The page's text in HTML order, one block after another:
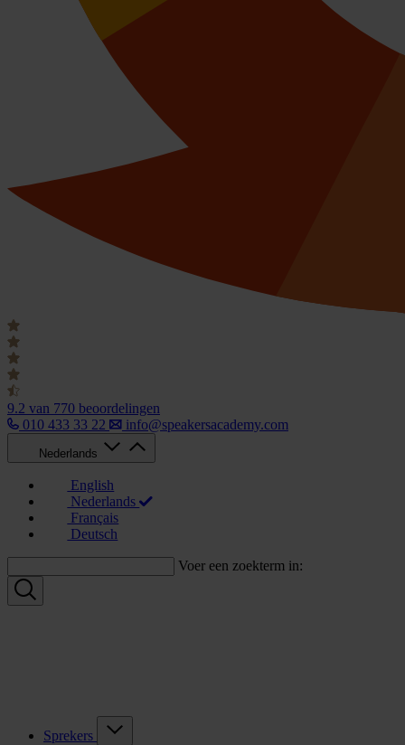
9.2 van 770 beoordelingen
010 433 33 22
info@speakersacademy.com
Nederlands
English
Nederlands
Français
Deutsch
Voer een zoekterm in:
Sprekers